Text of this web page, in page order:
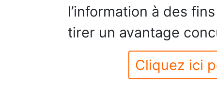
l’information à des
tirer un avantage
Cliquez ici